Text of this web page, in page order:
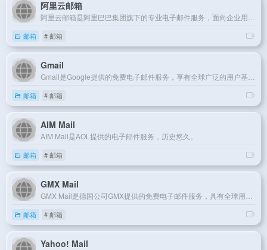
阿里云邮箱
邮箱 # 邮箱
Gmail
邮箱 # 邮箱
AIM Mail
AIM Mail是AOL提供的电子邮件服务，历史悠久。
邮箱 # 邮箱
GMX Mail
邮箱 # 邮箱
Yahoo! Mail